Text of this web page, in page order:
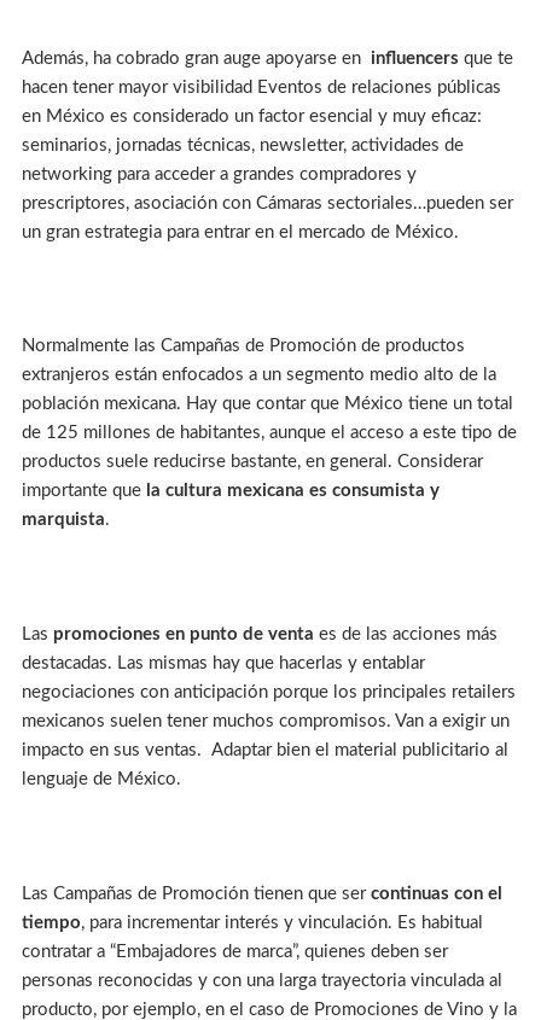
Además, ha cobrado gran auge apoyarse en influencers que te
hacen tener mayor visibilidad Eventos de relaciones públicas
en México es considerado un factor esencial y muy eficaz:
seminarios, jornadas técnicas, newsletter, actividades de
networking para acceder a grandes compradores y
prescriptores, asociación con Cámaras sectoriales…pueden ser
un gran estrategia para entrar en el mercado de México.
Normalmente las Campañas de Promoción de productos
extranjeros están enfocados a un segmento medio alto de la
población mexicana. Hay que contar que México tiene un total
de 125 millones de habitantes, aunque el acceso a este tipo de
productos suele reducirse bastante, en general. Considerar
importante que la cultura mexicana es consumista y
marquista.
Las promociones en punto de venta es de las acciones más
destacadas. Las mismas hay que hacerlas y entablar
negociaciones con anticipación porque los principales retailers
mexicanos suelen tener muchos compromisos. Van a exigir un
impacto en sus ventas. Adaptar bien el material publicitario al
lenguaje de México.
Las Campañas de Promoción tienen que ser continuas con el
tiempo, para incrementar interés y vinculación. Es habitual
contratar a “Embajadores de marca”, quienes deben ser
personas reconocidas y con una larga trayectoria vinculada al
producto, por ejemplo, en el caso de Promociones de Vino y la